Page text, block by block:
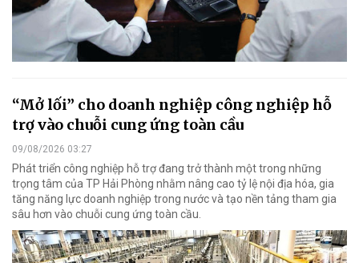
“Mở lối” cho doanh nghiệp công nghiệp hỗ
trợ vào chuỗi cung ứng toàn cầu
09/08/2026 03:27
Phát triển công nghiệp hỗ trợ đang trở thành một trong những
trọng tâm của TP Hải Phòng nhằm nâng cao tỷ lệ nội địa hóa, gia
tăng năng lực doanh nghiệp trong nước và tạo nền tảng tham gia
sâu hơn vào chuỗi cung ứng toàn cầu.